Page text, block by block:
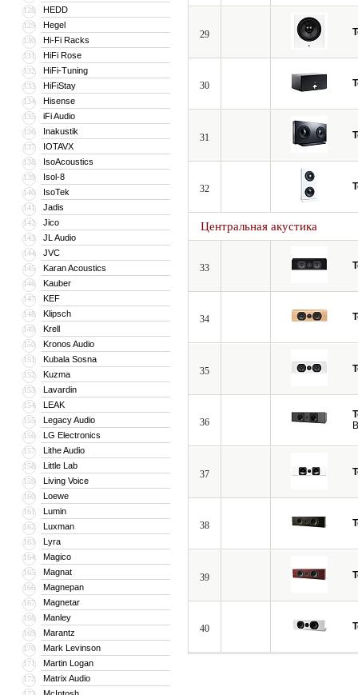
128 HEDD
129 Hegel
130 Hi-Fi Racks
131 HiFi Rose
132 HiFi-Tuning
133 HiFiStay
134 Hisense
135 iFi Audio
136 Inakustik
137 IOTAVX
138 IsoAcoustics
139 Isol-8
140 IsoTek
141 Jadis
142 Jico
143 JL Audio
144 JVC
145 Karan Acoustics
146 Kauber
147 KEF
148 Klipsch
149 Krell
150 Kronos Audio
151 Kubala Sosna
152 Kuzma
153 Lavardin
154 LEAK
155 Legacy Audio
156 LG Electronics
157 Lithe Audio
158 Little Lab
159 Living Voice
160 Loewe
161 Lumin
162 Luxman
163 Lyra
164 Magico
165 Magnat
166 Magnepan
167 Magnetar
168 Manley
169 Marantz
170 Mark Levinson
171 Martin Logan
172 Matrix Audio
29
30
31
32
Центральная акустика
33
34
35
36
37
38
39
40